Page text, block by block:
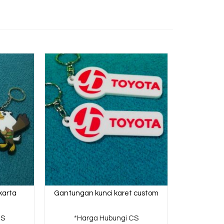
Gantungan kunci karet custom
*Harga Hubungi CS